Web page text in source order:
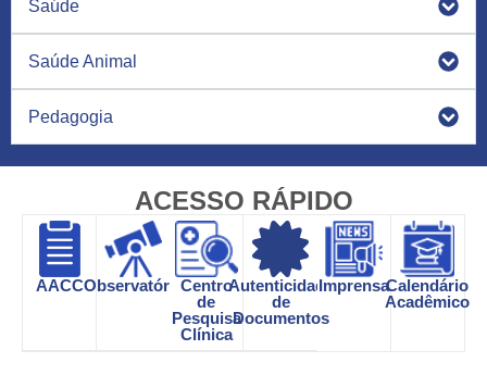
Saúde
Saúde Animal
Pedagogia
ACESSO RÁPIDO
AACCObservatórioCentro
de
Pesquisa
Clínica
Autenticidade
de
Documentos
ImprensaCalendário
Acadêmico